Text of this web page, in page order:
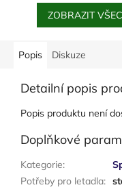
ZOBRAZIT
Popis Diskuze
Detailní popis
Popis produktu není
Doplňkové
Kategorie:
Potřeby pro letadla: